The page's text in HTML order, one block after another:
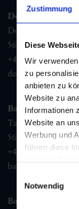
Zustimmung
Diese
Wir
zu
anbieten zu
Website zu
Informationen
Website an
Werbung und
führen diese
Nutzung der
Notwendig
Dorfgastein
Dorfstraße 1,
5632 Dorfgastein
+43 6432 3393
Bad Hofgastein
Tauernplatz 1,
5630 Bad
+43 6432 3393 260
Bad Gastein